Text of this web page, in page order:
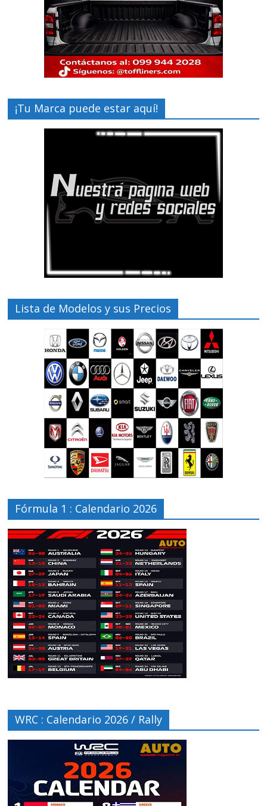
¡Tu Marca puede estar aquí!
Lista de Modelos y sus Precios
Fórmula 1 : Calendario 2026
WRC : Calendario 2026 / Rally